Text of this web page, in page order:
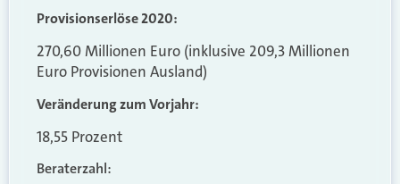
Provisionserlöse 2020:
270,60 Millionen Euro (inklusive 209,3 Millionen
Euro Provisionen Ausland)
Veränderung zum Vorjahr:
18,55 Prozent
Beraterzahl: